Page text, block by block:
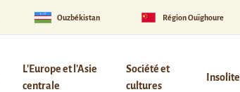
Ouzbékistan Région Ouïghoure
L'Europe et l'Asie
centrale
Société et
cultures
Insolite